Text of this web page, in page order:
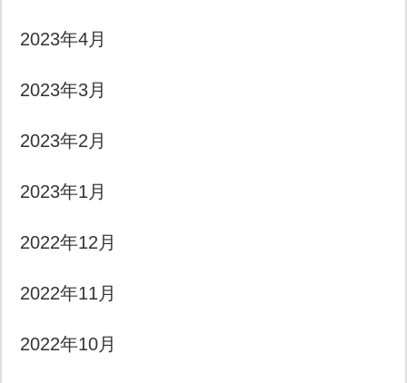
2023年4月
2023年3月
2023年2月
2023年1月
2022年12月
2022年11月
2022年10月